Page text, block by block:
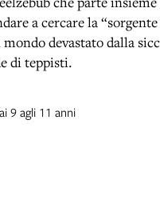
a cercare la “sorgente
devastato dalla
di teppisti.
9 agli 11 anni